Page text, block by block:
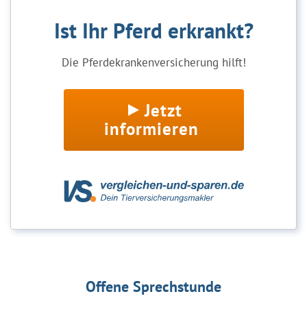
Ist Ihr Pferd erkrankt?
Die Pferdekrankenversicherung hilft!
Jetzt
informieren
Offene Sprechstunde